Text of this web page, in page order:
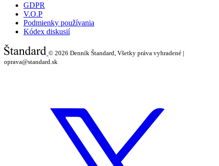
GDPR
V.O.P
Podmienky používania
Kódex diskusií
© 2026 Denník Štandard, Všetky práva vyhradené |
oprava@standard.sk